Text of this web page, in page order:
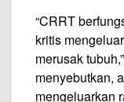
“CRRT
kritis
merusak
menyebutkan,
mengeluarkan